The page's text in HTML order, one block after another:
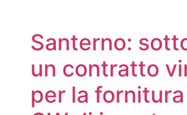
Santerno:
un contratto
per la fornitura